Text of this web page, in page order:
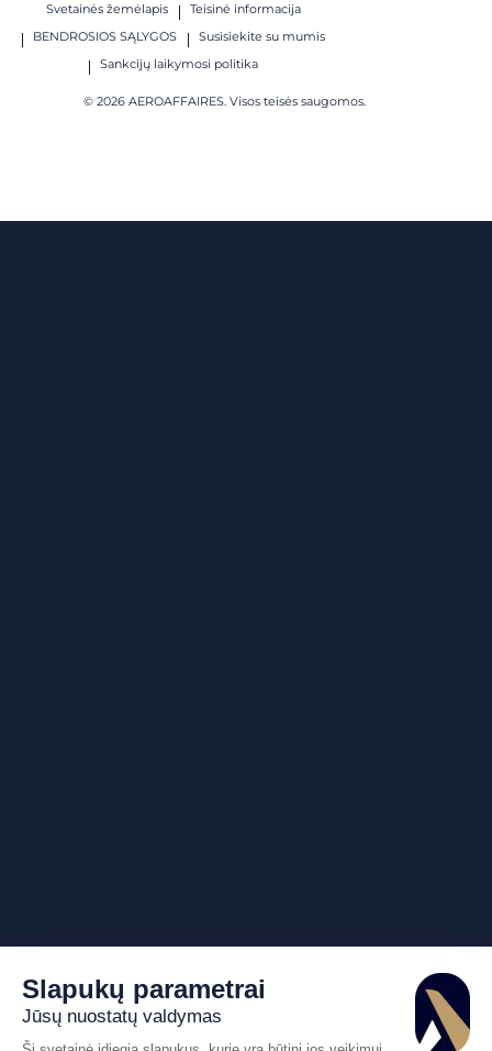
Svetainės žemėlapis
Teisinė informacija
BENDROSIOS SĄLYGOS
Susisiekite su mumis
Sankcijų laikymosi politika
© 2026 AEROAFFAIRES. Visos teisės saugomos.